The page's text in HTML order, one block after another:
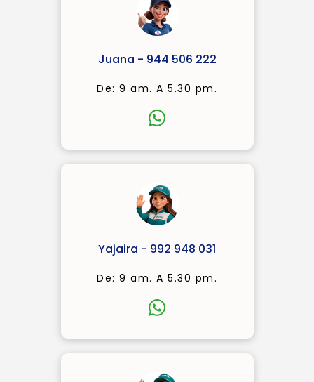
Juana - 944 506 222
De: 9 am. A 5.30 pm.
Yajaira - 992 948 031
De: 9 am. A 5.30 pm.